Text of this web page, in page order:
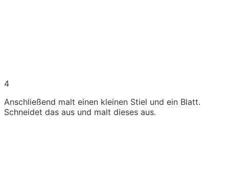
4
Anschließend malt einen kleinen Stiel und ein Blatt.
Schneidet das aus und malt dieses aus.